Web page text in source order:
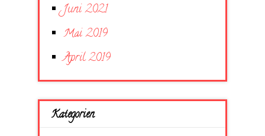
Juni 2021
Mai 2019
April 2019
Kategorien